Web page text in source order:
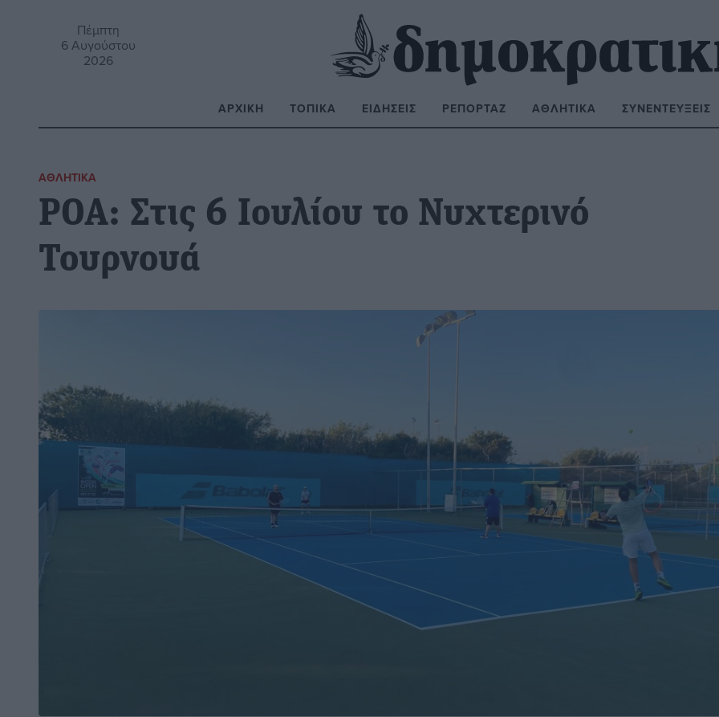
Πέμπτη
6 Αυγούστου
2026
ΑΡΧΙΚΉ ΤΟΠΙΚΆ ΕΙΔΉΣΕΙΣ ΡΕΠΟΡΤΆΖ ΑΘΛΗΤΙΚΆ ΣΥΝΕΝΤΕΎΞΕΙΣ
ΑΘΛΗΤΙΚΆ
ΡΟΑ: Στις 6 Ιουλίου το Νυχτερινό
Τουρνουά